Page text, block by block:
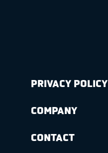
PRIVACY POLICY
COMPANY
CONTACT